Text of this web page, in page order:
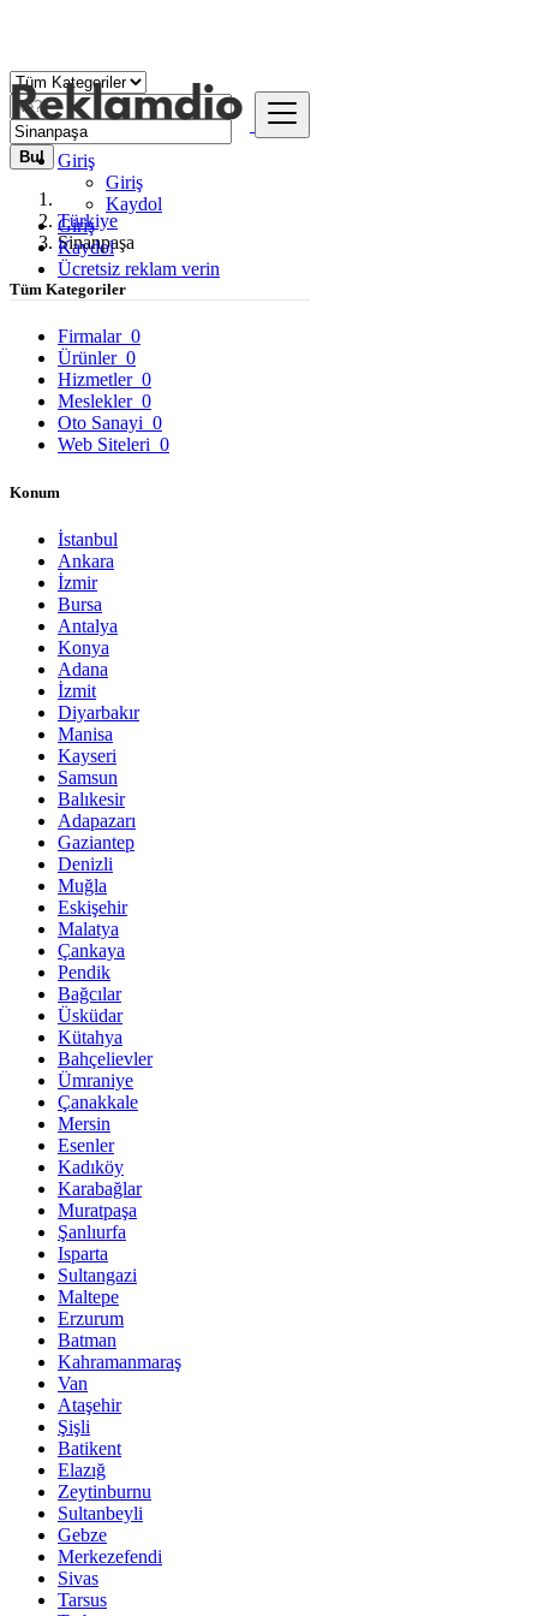
Giriş
Giriş
Kaydol
Giriş
Kaydol
Ücretsiz reklam verin
Bul
Türkiye
Sinanpaşa
Tüm Kategoriler
Firmalar 0
Ürünler 0
Hizmetler 0
Meslekler 0
Oto Sanayi 0
Web Siteleri 0
Konum
İstanbul
Ankara
İzmir
Bursa
Antalya
Konya
Adana
İzmit
Diyarbakır
Manisa
Kayseri
Samsun
Balıkesir
Adapazarı
Gaziantep
Denizli
Muğla
Eskişehir
Malatya
Çankaya
Pendik
Bağcılar
Üsküdar
Kütahya
Bahçelievler
Ümraniye
Çanakkale
Mersin
Esenler
Kadıköy
Karabağlar
Muratpaşa
Şanlıurfa
Isparta
Sultangazi
Maltepe
Erzurum
Batman
Kahramanmaraş
Van
Ataşehir
Şişli
Batikent
Elazığ
Zeytinburnu
Sultanbeyli
Gebze
Merkezefendi
Sivas
Tarsus